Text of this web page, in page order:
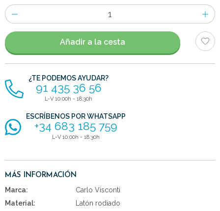
Número
de
artículos
Añadir a la cesta
¿TE PODEMOS AYUDAR?
91 435 36 56
L-V 10:00h - 18:30h
ESCRÍBENOS POR WHATSAPP
+34 683 185 759
L-V 10:00h - 18:30h
MÁS INFORMACIÓN
Marca:
Carlo Visconti
Material:
Latón rodiado